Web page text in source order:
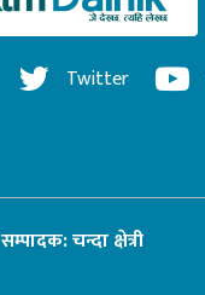
Twitter
सम्पादक: चन्दा क्षेत्री